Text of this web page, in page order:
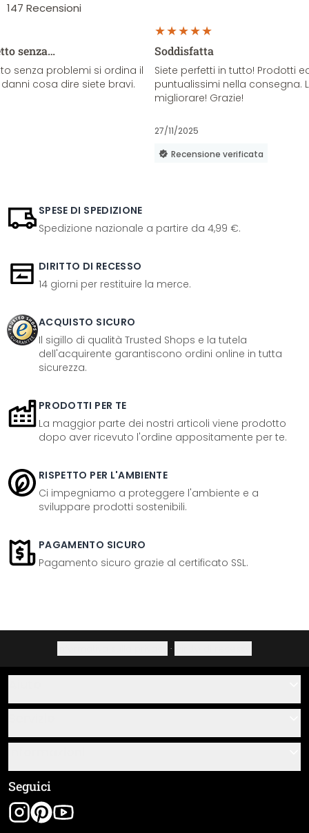
147 Recensioni
senza…
senza problemi si ordina il
cosa dire siete bravi.
Soddisfatta
Siete perfetti in tutto! Prodotti
puntualissimi nella consegna.
migliorare! Grazie!
27/11/2025
Recensione verificata
SPESE DI SPEDIZIONE
Spedizione nazionale a partire da 4,99 €.
DIRITTO DI RECESSO
14 giorni per restituire la merce.
ACQUISTO SICURO
Il sigillo di qualità Trusted Shops e la tutela
dell'acquirente garantiscono ordini online in tutta
sicurezza.
PRODOTTI PER TE
La maggior parte dei nostri articoli viene prodotto
dopo aver ricevuto l'ordine appositamente per te.
RISPETTO PER L'AMBIENTE
Ci impegniamo a proteggere l'ambiente e a
sviluppare prodotti sostenibili.
PAGAMENTO SICURO
Pagamento sicuro grazie al certificato SSL.
·
Chi siamo
Istruzioni di posa e montaggio
Panoramica dei materiali
Tracciamento spedizione
Termini e condizioni generali
Note legali
Seguici